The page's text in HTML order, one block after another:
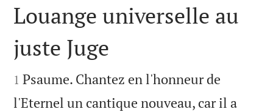

Louange universelle au
juste Juge

1 Psaume. Chantez en l'honneur de
l'Eternel un cantique nouveau, car il a